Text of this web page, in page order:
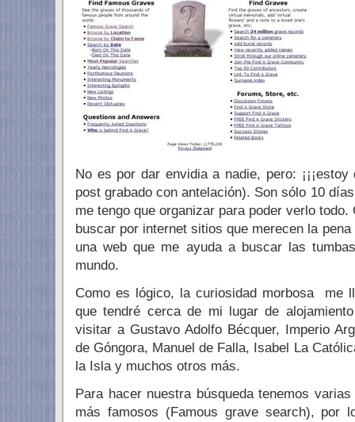
No es por dar envidia a nadie, pero:
post grabado con antelación). Son sólo 10
me tengo que organizar para poder verlo
buscar por internet sitios que merecen la
una web que me ayuda a buscar las
mundo.
Como es lógico, la curiosidad morbosa me
que tendré cerca de mi lugar de
visitar a Gustavo Adolfo Bécquer, Imperio
de Góngora, Manuel de Falla, Isabel La
la Isla y muchos otros más.
Para hacer nuestra búsqueda tenemos
más famosos (Famous grave search), por